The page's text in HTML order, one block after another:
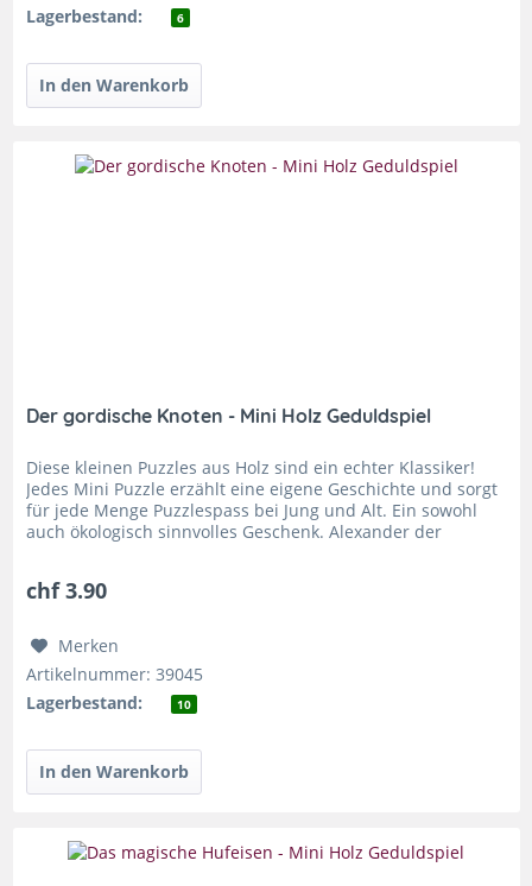
Lagerbestand:
6
Der gordische Knoten - Mini Holz Geduldspiel
Diese kleinen Puzzles aus Holz sind ein echter Klassiker!
Jedes Mini Puzzle erzählt eine eigene Geschichte und sorgt
für jede Menge Puzzlespass bei Jung und Alt. Ein sowohl
auch ökologisch sinnvolles Geschenk. Alexander der
chf 3.90
Merken
Artikelnummer: 39045
Lagerbestand:
10